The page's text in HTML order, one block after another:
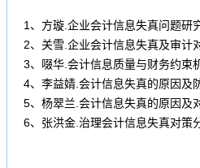
1、方璇.企业会计信息失真问题研
2、关雪.企业会计信息失真及审计
3、啜华.会计信息质量与财务约束
4、李益婧.会计信息失真的原因及
5、杨翠兰.会计信息失真的原因及
6、张洪金.治理会计信息失真对策